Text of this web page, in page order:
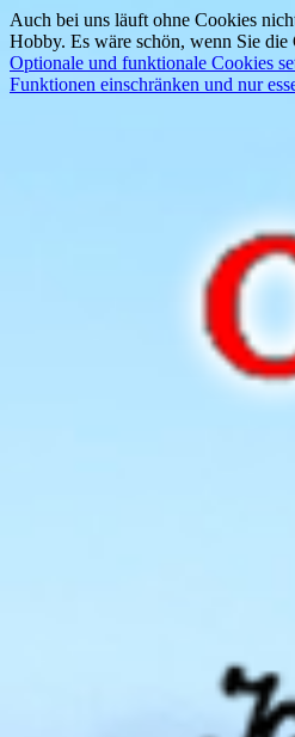
Auch bei uns läuft ohne Cookies
Hobby. Es wäre schön, wenn Sie
Optionale und funktionale Cookies
Funktionen einschränken und nur